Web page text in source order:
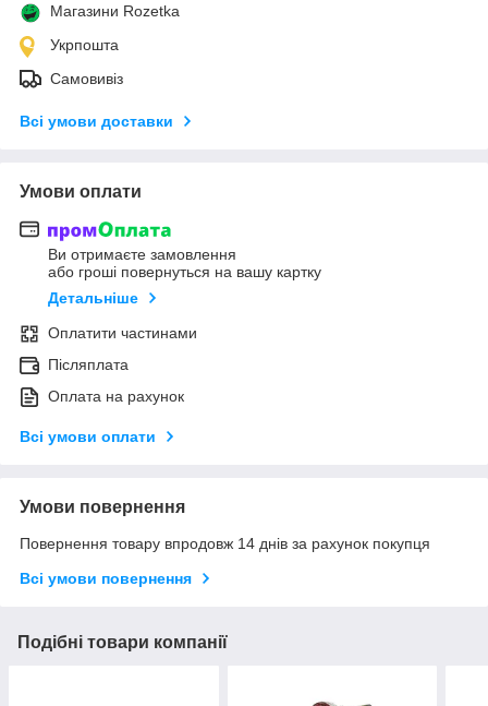
Магазини Rozetka
Укрпошта
Самовивіз
Всі умови доставки
Умови оплати
Ви отримаєте замовлення
або гроші повернуться на вашу картку
Детальніше
Оплатити частинами
Післяплата
Оплата на рахунок
Всі умови оплати
Умови повернення
Повернення товару впродовж 14 днів за рахунок покупця
Всі умови повернення
Подібні товари компанії